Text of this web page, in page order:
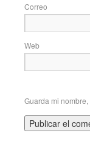
Web
Guarda mi